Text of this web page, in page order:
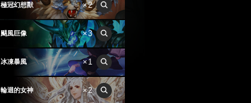
極冠幻想獸 ×2
颶風巨像 ×3
冰凍暴風 ×1
輪迴的女神 ×2